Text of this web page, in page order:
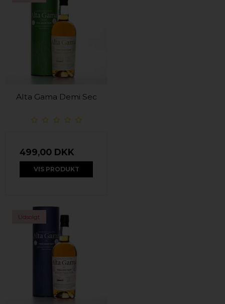
Alta Gama Demi Sec
499,00 DKK
VIS PRODUKT
Udsolgt